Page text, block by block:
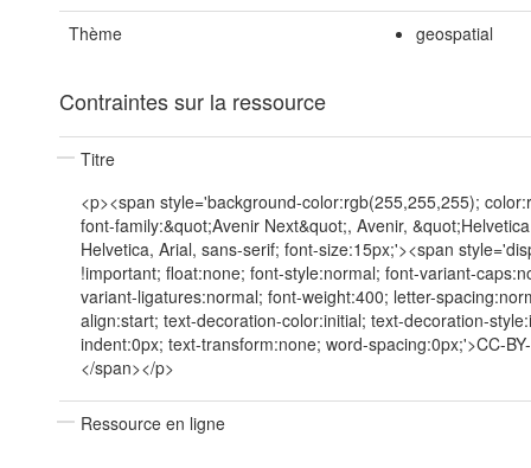
Thème geospatial
Contraintes sur la ressource
Titre
<p><span style='background-color:rgb(255,255,255);
font-family:&quot;Avenir Next&quot;, Avenir,
Helvetica, Arial, sans-serif; font-size:15px;'><span
!important; float:none; font-style:normal; font-variant-
variant-ligatures:normal; font-weight:400; letter-
align:start; text-decoration-color:initial; text-decoration-
indent:0px; text-transform:none; word-spacing:0px;'>CC-
</span></p>
Ressource en ligne